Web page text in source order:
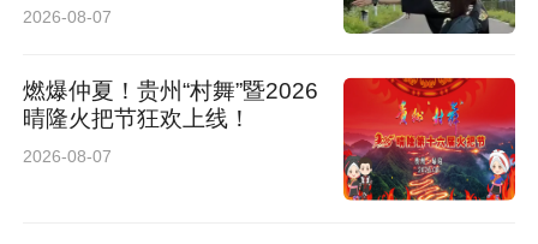
宣讲才明白，简单文明的仪式才更有意义，还能
减轻大家的负担。”一位居民笑着说道。宣讲结束
后，不少居民主动加入讨论，纷纷表示要从自身
做起，带动家人和邻里一起践行文明新风。
2026-08-07
燃爆仲夏！贵州“村舞”暨2026
晴隆火把节狂欢上线！
2026-08-07